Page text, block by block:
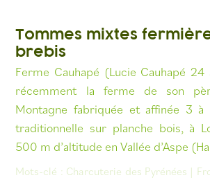
Tommes mixtes
brebis
Ferme Cauhapé (Lucie Cauhapé
récemment la ferme de son
Montagne fabriquée et affinée 3
traditionnelle sur planche bois, à
500 m d’altitude en Vallée d’Aspe
Mots-clé : Charcuterie des Pyrénées |